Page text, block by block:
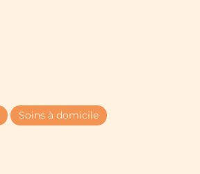
Soins à domicile